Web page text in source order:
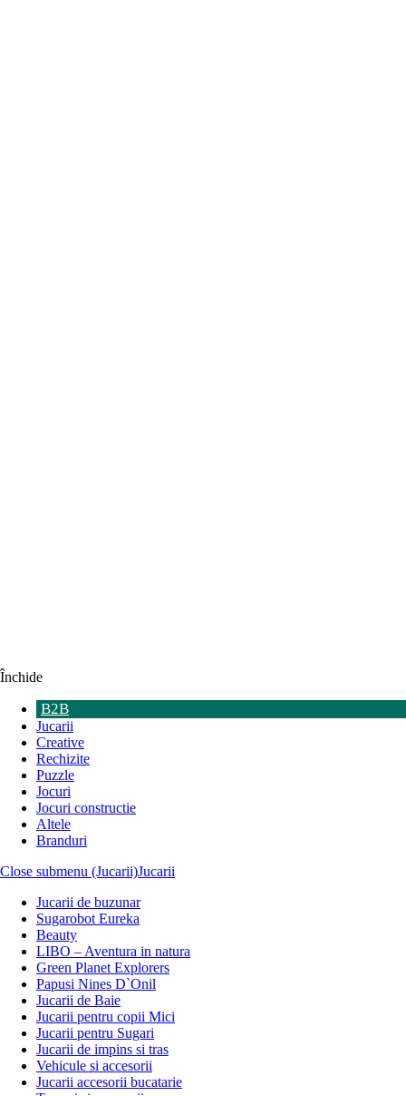
Închide
B2B
Jucarii
Creative
Rechizite
Puzzle
Jocuri
Jocuri constructie
Altele
Branduri
Close submenu (Jucarii)Jucarii
Jucarii de buzunar
Sugarobot Eureka
Beauty
LIBO – Aventura in natura
Green Planet Explorers
Papusi Nines D`Onil
Jucarii de Baie
Jucarii pentru copii Mici
Jucarii pentru Sugari
Jucarii de impins si tras
Vehicule si accesorii
Jucarii accesorii bucatarie